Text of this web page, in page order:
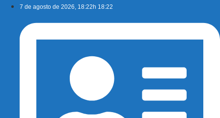
conteúdo
7 de agosto de 2026, 18:22h 18:22